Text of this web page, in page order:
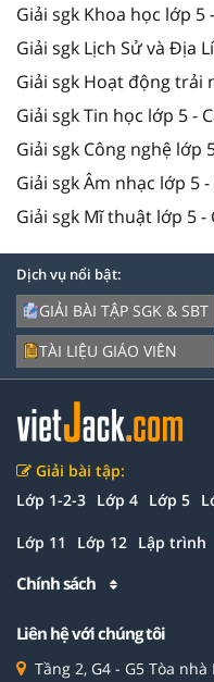
Giải sgk Khoa học lớp 5
Giải sgk Lịch Sử và Địa
Giải sgk Hoạt động trải
Giải sgk Tin học lớp 5 -
Giải sgk Công nghệ lớp
Giải sgk Âm nhạc lớp 5
Giải sgk Mĩ thuật lớp 5 -
Dịch vụ nổi bật:
GIẢI BÀI TẬP SGK & SBT
TÀI LIỆU GIÁO VIÊN
Giải bài tập:
Lớp 1-2-3 Lớp 4 Lớp 5
Lớp 11 Lớp 12 Lập trình
Chính sách
Liên hệ với chúng tôi
Tầng 2, G4 - G5 Tòa